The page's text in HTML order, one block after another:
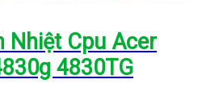
Nhiệt Cpu Acer
4830TG